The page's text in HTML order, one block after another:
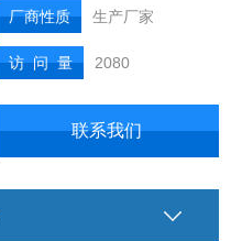
厂商性质 生产厂家
访 问 量 2080
联系我们